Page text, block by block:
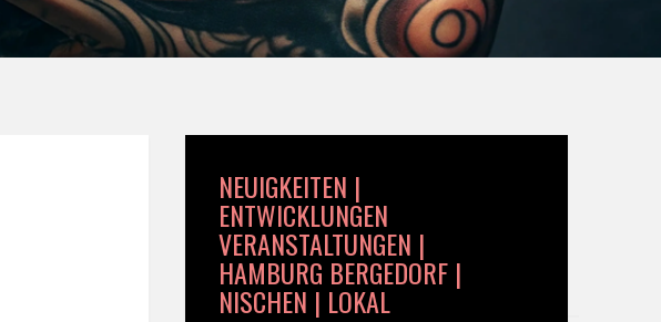
NEUIGKEITEN |
ENTWICKLUNGEN
VERANSTALTUNGEN |
HAMBURG BERGEDORF |
NISCHEN | LOKAL